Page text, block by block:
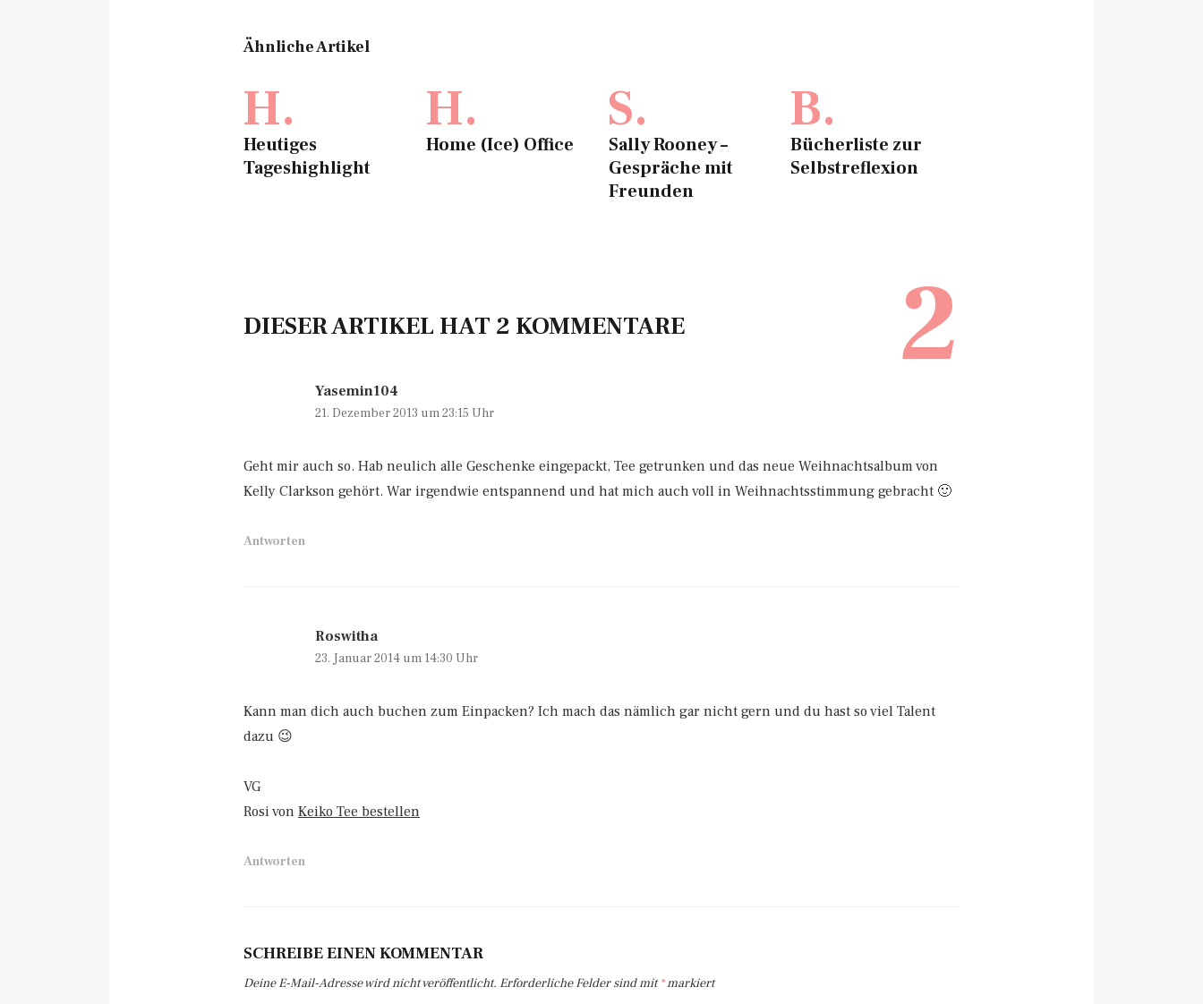
Ähnliche Artikel
H.
Heutiges
Tageshighlight
H.
Home (Ice) Office
S.
Sally Rooney –
Gespräche mit
Freunden
B.
Bücherliste zur
Selbstreflexion
DIESER ARTIKEL HAT 2 KOMMENTARE 2
Yasemin104
21. Dezember 2013 um 23:15 Uhr
Geht mir auch so. Hab neulich alle Geschenke eingepackt, Tee getrunken und das neue Weihnachtsalbum von
Kelly Clarkson gehört. War irgendwie entspannend und hat mich auch voll in Weihnachtsstimmung gebracht 🙂
Antworten
Roswitha
23. Januar 2014 um 14:30 Uhr
Kann man dich auch buchen zum Einpacken? Ich mach das nämlich gar nicht gern und du hast so viel Talent
dazu 😉
VG
Rosi von Keiko Tee bestellen
Antworten
SCHREIBE EINEN KOMMENTAR
Deine E-Mail-Adresse wird nicht veröffentlicht. Erforderliche Felder sind mit*markiert